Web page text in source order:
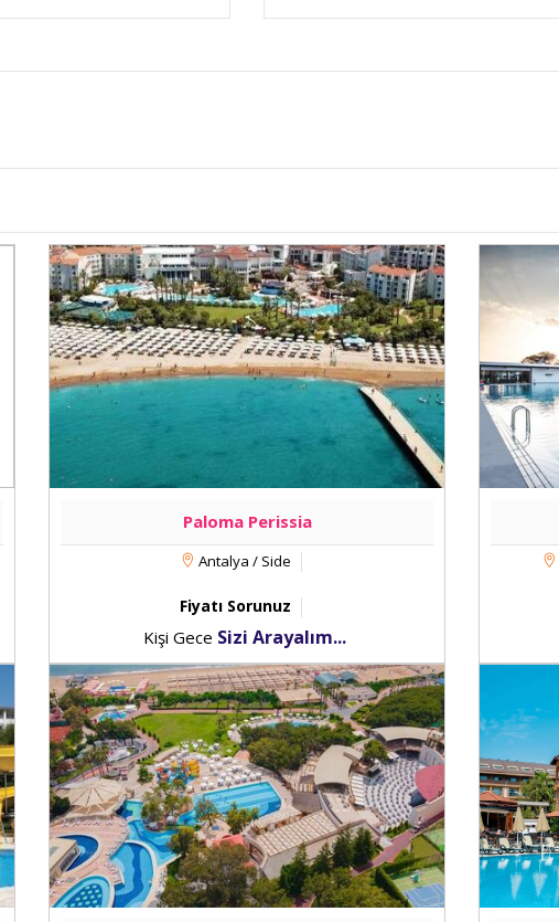
Paloma Perissia
Antalya / Side
Fiyatı Sorunuz
Kişi Gece Sizi Arayalım...